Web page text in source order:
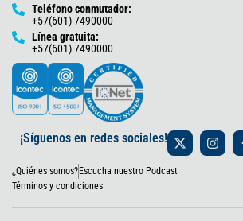
Teléfono conmutador:
+57(601) 7490000
Línea gratuita:
+57(601) 7490000
¡Síguenos en redes sociales!
X
-
t
t
I
n
s
r
¿Quiénes somos?Escucha nuestro Podcast
Términos y condiciones